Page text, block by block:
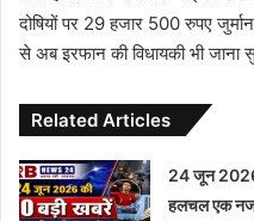
दोषियों पर 29 हजार 500 रुपए
से अब इरफान की विधायकी भी जाना
Related Articles
24 जून 2026
हलचल एक